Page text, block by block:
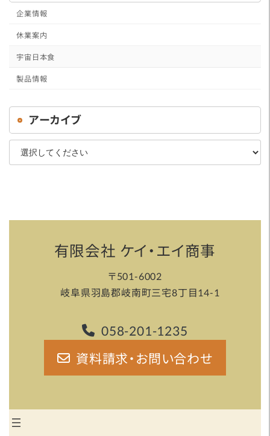
企業情報
休業案内
宇宙日本食
製品情報
アーカイブ
有限会社 ケイ・エイ商事
〒501-6002
岐阜県羽島郡岐南町三宅8丁目14-1
058-201-1235
資料請求・お問い合わせ